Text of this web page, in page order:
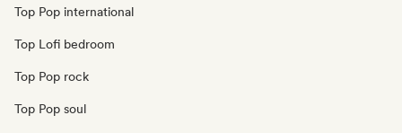
Top Pop international
Top Lofi bedroom
Top Pop rock
Top Pop soul